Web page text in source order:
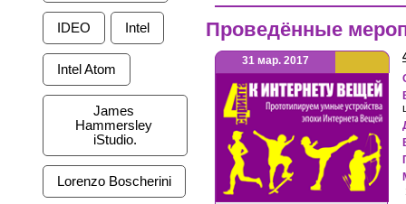
IDEO Intel
Intel Atom
James
Hammersley
iStudio.
Lorenzo Boscherini
Проведённые
31 мар. 2017